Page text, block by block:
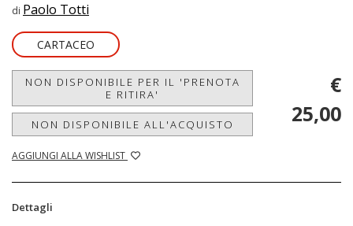
di Paolo Totti
CARTACEO
NON DISPONIBILE PER IL 'PRENOTA
E RITIRA'
NON DISPONIBILE ALL'ACQUISTO
AGGIUNGI ALLA WISHLIST
€
25,00
Dettagli